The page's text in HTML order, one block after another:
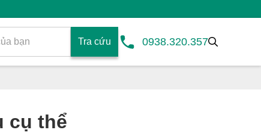
Tra cứu 0938.320.357
cụ thể